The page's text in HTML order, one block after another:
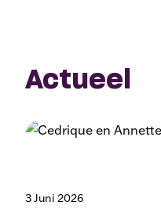
Actueel
3 Juni 2026